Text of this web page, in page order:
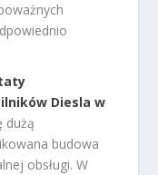
Diesla w
dużą
budowa
obsługi. W